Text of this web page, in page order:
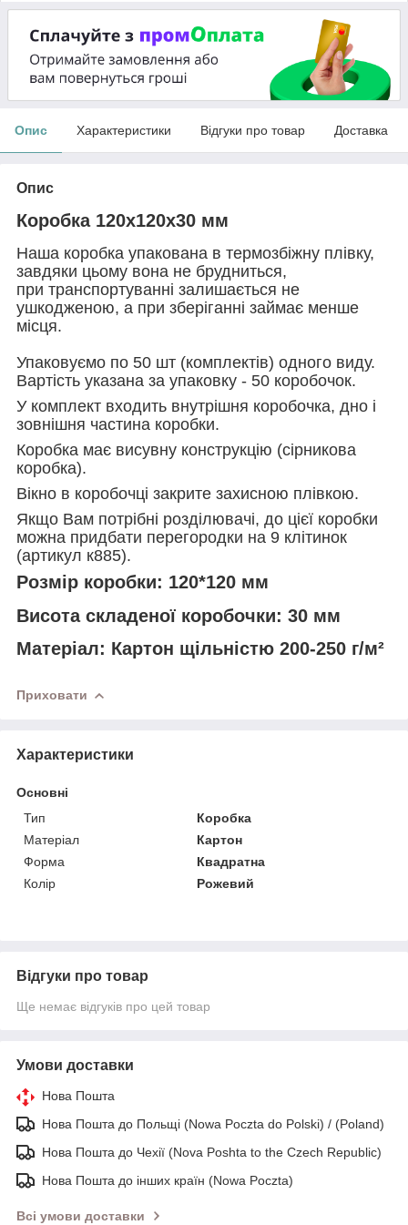
Опис Характеристики Відгуки про товар Доставка
Опис
Коробка 120х120х30 мм
Наша коробка упакована в термозбіжну плівку,
завдяки цьому вона не брудниться,
при транспортуванні залишається не
ушкодженою, а при зберіганні займає менше
місця.
Упаковуємо по 50 шт (комплектів) одного виду.
Вартість указана за упаковку - 50 коробочок.
У комплект входить внутрішня коробочка, дно і
зовнішня частина коробки.
Коробка має висувну конструкцію (сірникова
коробка).
Вікно в коробочці закрите захисною плівкою.
Якщо Вам потрібні розділювачі, до цієї коробки
можна придбати перегородки на 9 клітинок
(артикул к885).
Розмір коробки: 120*120 мм
Висота складеної коробочки: 30 мм
Матеріал: Картон щільністю 200-250 г/м²
Приховати
Характеристики
Основні
Тип
Коробка
Матеріал
Картон
Форма
Квадратна
Колір
Рожевий
Відгуки про товар
Ще немає відгуків про цей товар
Умови доставки
Нова Пошта
Нова Пошта до Польщі (Nowa Poczta do Polski) / (Poland)
Нова Пошта до Чехії (Nova Poshta to the Czech Republic)
Нова Пошта до інших країн (Nowa Poczta)
Всі умови доставки